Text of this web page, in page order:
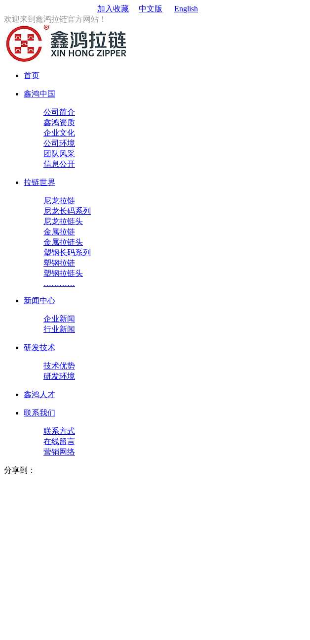
加入收藏 中文版
English
欢迎来到鑫鸿拉链官方网站！
首页
鑫鸿中国
公司简介
鑫鸿资质
企业文化
公司环境
团队风采
信息公开
拉链世界
尼龙拉链
尼龙长码系列
尼龙拉链头
金属拉链
金属拉链头
塑钢长码系列
塑钢拉链
塑钢拉链头
…………
新闻中心
企业新闻
行业新闻
研发技术
技术优势
研发环境
鑫鸿人才
联系我们
联系方式
在线留言
营销网络
分享到：